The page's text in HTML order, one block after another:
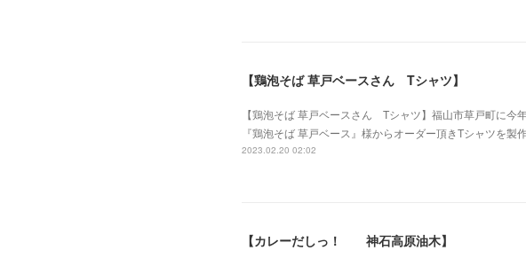
【鶏泡そば 草戸ベースさん Tシャツ】
【鶏泡そば 草戸ベースさん Tシャツ】福山市草戸町に今
『鶏泡そば 草戸ベース』様からオーダー頂きTシャツを
2023.02.20 02:02
【カレーだしっ！ 神石高原油木】